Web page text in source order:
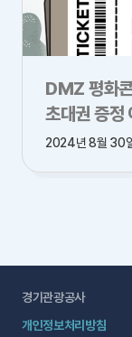
DMZ 평화
초대권 증정
2024년 8월 30
경기관광공사
개인정보처리방침